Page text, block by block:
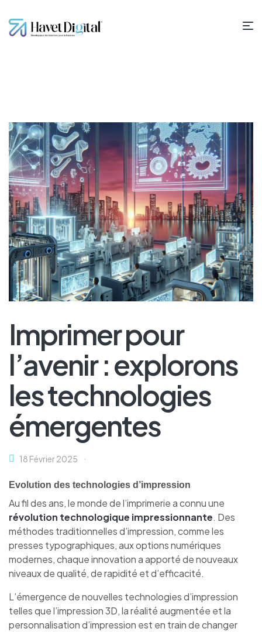
Imprimer pour
l’avenir : explorons
les technologies
émergentes
18 Février 2025
Evolution des technologies d’impression
Au fil des ans, le monde de l’imprimerie a connu une
révolution technologique impressionnante. Des
méthodes traditionnelles d’impression, comme les
presses typographiques, aux options numériques
modernes, chaque innovation a apporté de nouveaux
niveaux de qualité, de rapidité et d’efficacité.
L’émergence de nouvelles technologies d’impression
telles que l’impression 3D, la réalité augmentée et la
personnalisation d’impression est en train de changer